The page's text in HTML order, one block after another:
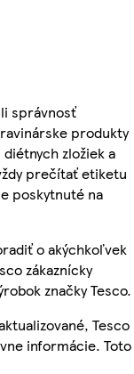
správnosť
produkty
zložiek a
prečítať etiketu
poskytnuté na
o akýchkoľvek
zákaznícky
značky Tesco.
Tesco
informácie. Toto